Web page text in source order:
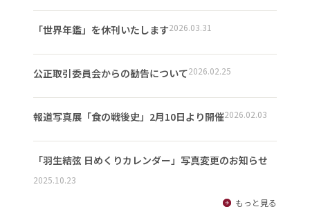
「世界年鑑」を休刊いたします2026.03.31
公正取引委員会からの勧告について2026.02.25
報道写真展「食の戦後史」2月10日より開催2026.02.03
「羽生結弦 日めくりカレンダー」写真変更のお知らせ
2025.10.23
もっと見る